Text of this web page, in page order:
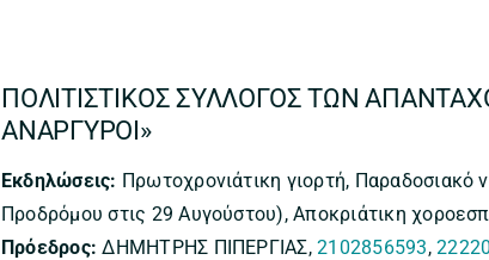
ΠΟΛΙΤΙΣΤΙΚΟΣ ΣΥΛΛΟΓΟΣ ΤΩΝ
ΑΝΑΡΓΥΡΟΙ»
Εκδηλώσεις: Πρωτοχρονιάτικη γιορτή, Παραδοσιακό
Προδρόμου στις 29 Αυγούστου), Αποκριάτικη
Πρόεδρος: ΔΗΜΗΤΡΗΣ ΠΙΠΕΡΓΙΑΣ,2102856593,